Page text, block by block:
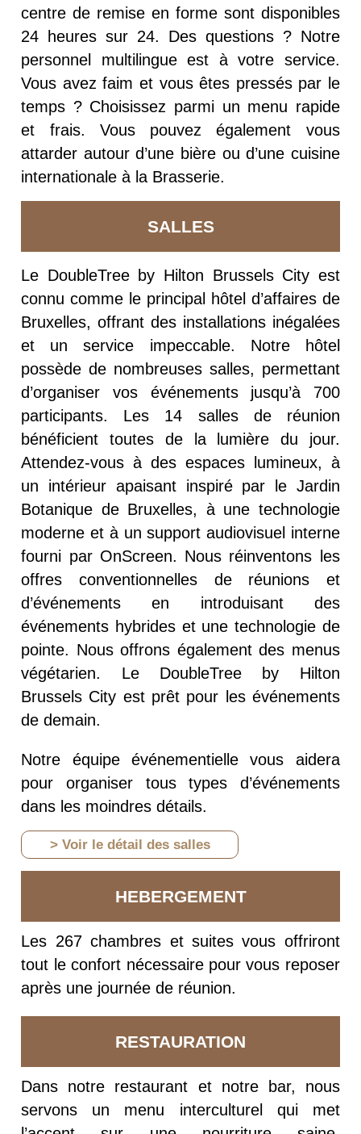
centre de remise en forme sont disponibles
24 heures sur 24. Des questions ? Notre
personnel multilingue est à votre service.
Vous avez faim et vous êtes pressés par le
temps ? Choisissez parmi un menu rapide
et frais. Vous pouvez également vous
attarder autour d’une bière ou d’une cuisine
internationale à la Brasserie.
SALLES
Le DoubleTree by Hilton Brussels City est
connu comme le principal hôtel d’affaires de
Bruxelles, offrant des installations inégalées
et un service impeccable. Notre hôtel
possède de nombreuses salles, permettant
d’organiser vos événements jusqu’à 700
participants. Les 14 salles de réunion
bénéficient toutes de la lumière du jour.
Attendez-vous à des espaces lumineux, à
un intérieur apaisant inspiré par le Jardin
Botanique de Bruxelles, à une technologie
moderne et à un support audiovisuel interne
fourni par OnScreen. Nous réinventons les
offres conventionnelles de réunions et
d’événements en introduisant des
événements hybrides et une technologie de
pointe. Nous offrons également des menus
végétarien. Le DoubleTree by Hilton
Brussels City est prêt pour les événements
de demain.
Notre équipe événementielle vous aidera
pour organiser tous types d’événements
dans les moindres détails.
> Voir le détail des salles
HEBERGEMENT
Les 267 chambres et suites vous offriront
tout le confort nécessaire pour vous reposer
après une journée de réunion.
RESTAURATION
Dans notre restaurant et notre bar, nous
servons un menu interculturel qui met